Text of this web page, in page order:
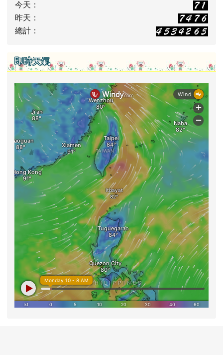
今天：
昨天：
總計：
即時天氣